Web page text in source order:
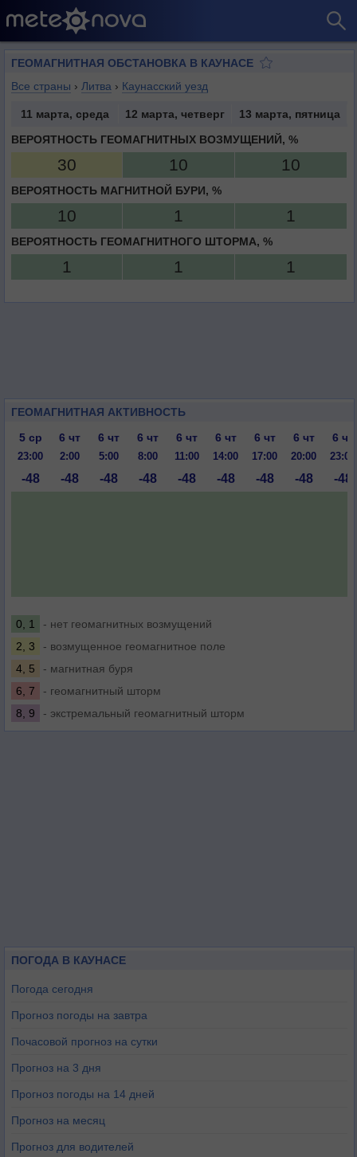
ГЕОМАГНИТНАЯ ОБСТАНОВКА В КАУНАСЕ
Все страны › Литва › Каунасский уезд
11 марта, среда 12 марта, четверг
13 марта, пятница
ВЕРОЯТНОСТЬ ГЕОМАГНИТНЫХ ВОЗМУЩЕНИЙ, %
30 10 10
ВЕРОЯТНОСТЬ МАГНИТНОЙ БУРИ, %
10 1 1
ВЕРОЯТНОСТЬ ГЕОМАГНИТНОГО ШТОРМА, %
1 1 1
ГЕОМАГНИТНАЯ АКТИВНОСТЬ
5 ср
6 чт 6 чт 6 чт 6 чт 6 чт 6 чт 6 чт 6 чт
23:00 2:00 5:00 8:00 11:00 14:00 17:00 20:00 23:00
-48 -48 -48 -48 -48 -48 -48 -48 -48
0, 1
- нет геомагнитных возмущений
2, 3
- возмущенное геомагнитное поле
4, 5
- магнитная буря
6, 7
- геомагнитный шторм
8, 9
- экстремальный геомагнитный шторм
ПОГОДА В КАУНАСЕ
Погода сегодня
Прогноз погоды на завтра
Почасовой прогноз на сутки
Прогноз на 3 дня
Прогноз погоды на 14 дней
Прогноз на месяц
Прогноз для водителей